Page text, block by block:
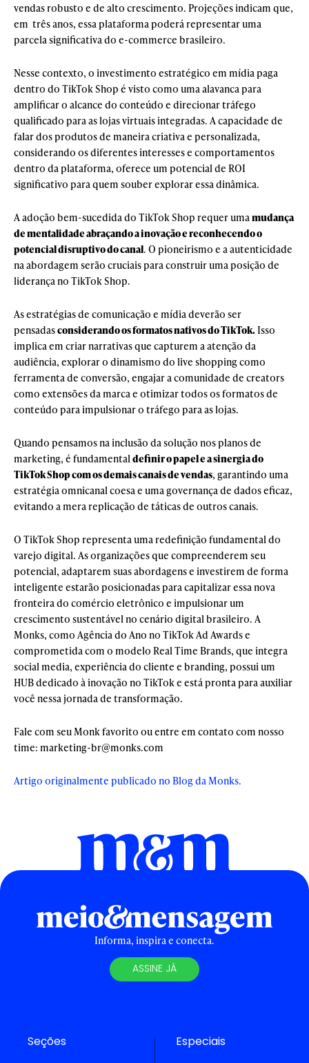
vendas robusto e de alto crescimento. Projeções indicam que,
em três anos, essa plataforma poderá representar uma
parcela significativa do e-commerce brasileiro.
Nesse contexto, o investimento estratégico em mídia paga
dentro do TikTok Shop é visto como uma alavanca para
amplificar o alcance do conteúdo e direcionar tráfego
qualificado para as lojas virtuais integradas. A capacidade de
falar dos produtos de maneira criativa e personalizada,
considerando os diferentes interesses e comportamentos
dentro da plataforma, oferece um potencial de ROI
significativo para quem souber explorar essa dinâmica.
A adoção bem-sucedida do TikTok Shop requer uma mudança
de mentalidade abraçando a inovação e reconhecendo o
potencial disruptivo do canal. O pioneirismo e a autenticidade
na abordagem serão cruciais para construir uma posição de
liderança no TikTok Shop.
As estratégias de comunicação e mídia deverão ser
pensadasconsiderando os formatos nativos do TikTok.Isso
implica em criar narrativas que capturem a atenção da
audiência, explorar o dinamismo do live shopping como
ferramenta de conversão, engajar a comunidade de creators
como extensões da marca e otimizar todos os formatos de
conteúdo para impulsionar o tráfego para as lojas.
Quando pensamos na inclusão da solução nos planos de
marketing, é fundamental definir o papel e a sinergia do
TikTok Shop com os demais canais de vendas, garantindo uma
estratégia omnicanal coesa e uma governança de dados eficaz,
evitando a mera replicação de táticas de outros canais.
O TikTok Shop representa uma redefinição fundamental do
varejo digital. As organizações que compreenderem seu
potencial, adaptarem suas abordagens e investirem de forma
inteligente estarão posicionadas para capitalizar essa nova
fronteira do comércio eletrônico e impulsionar um
crescimento sustentável no cenário digital brasileiro. A
Monks, como Agência do Ano no TikTok Ad Awards e
comprometida com o modelo Real Time Brands, que integra
social media, experiência do cliente e branding, possui um
HUB dedicado à inovação no TikTok e está pronta para auxiliar
você nessa jornada de transformação.
Fale com seu Monk favorito ou entre em contato com nosso
time: marketing-br@monks.com
Artigo originalmente publicado no Blog da Monks.
Informa, inspira e conecta.
ASSINE JÁ
Seções Especiais